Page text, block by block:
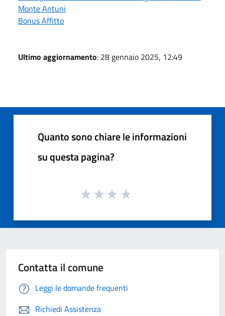
Monte Antuni
Bonus Affitto
Ultimo aggiornamento: 28 gennaio 2025, 12:49
Quanto sono chiare le informazioni
su questa pagina?
Contatta il comune
Leggi le domande frequenti
Richiedi Assistenza